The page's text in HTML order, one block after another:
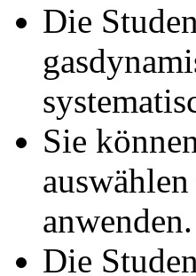
Die
Sie
anwenden.
Die